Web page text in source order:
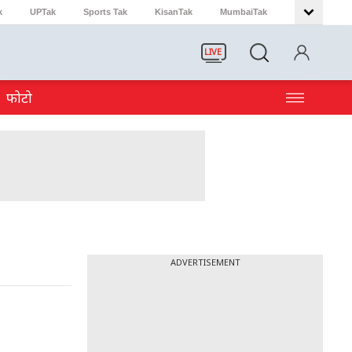
UPTak Sports Tak KisanTak MumbaiTak
LIVE
फोटो
ADVERTISEMENT